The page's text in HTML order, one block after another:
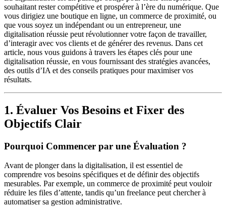
souhaitant rester compétitive et prospérer à l’ère du numérique. Que
vous dirigiez une boutique en ligne, un commerce de proximité, ou
que vous soyez un indépendant ou un entrepreneur, une
digitalisation réussie peut révolutionner votre façon de travailler,
d’interagir avec vos clients et de générer des revenus. Dans cet
article, nous vous guidons à travers les étapes clés pour une
digitalisation réussie, en vous fournissant des stratégies avancées,
des outils d’IA et des conseils pratiques pour maximiser vos
résultats.
1. Évaluer Vos Besoins et Fixer des
Objectifs Clair
Pourquoi Commencer par une Évaluation ?
Avant de plonger dans la digitalisation, il est essentiel de
comprendre vos besoins spécifiques et de définir des objectifs
mesurables. Par exemple, un commerce de proximité peut vouloir
réduire les files d’attente, tandis qu’un freelance peut chercher à
automatiser sa gestion administrative.